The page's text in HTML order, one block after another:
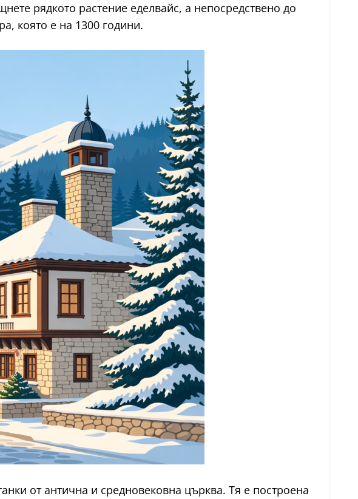
рядкото растение еделвайс, а непосредствено до
която е на 1300 години.
от антична и средновековна църква. Тя е построена